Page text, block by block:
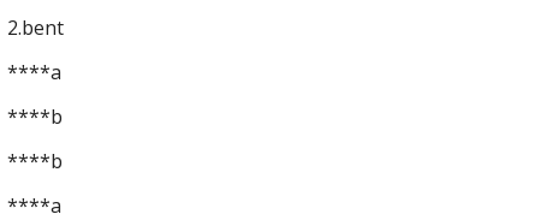
2.bent
****a
****b
****b
****a